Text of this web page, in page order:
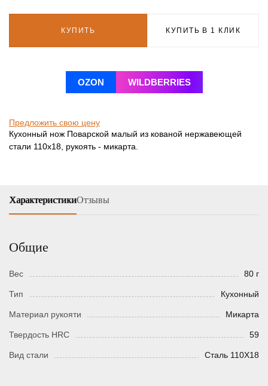
КУПИТЬ КУПИТЬ В 1 КЛИК
OZON WILDBERRIES
Предложить свою цену
Кухонный нож Поварской малый из кованой нержавеющей
стали 110х18, рукоять - микарта.
ХарактеристикиОтзывы
Общие
Вес 80 г
Тип Кухонный
Материал рукояти Микарта
Твердость HRC 59
Вид стали Сталь 110Х18